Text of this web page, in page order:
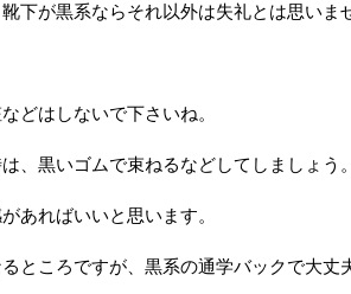
下が黒系ならそれ以外は失礼とは思いま
どはしないで下さいね。
、黒いゴムで束ねるなどしてしましょう。
あればいいと思います。
ところですが、黒系の通学バックで大丈